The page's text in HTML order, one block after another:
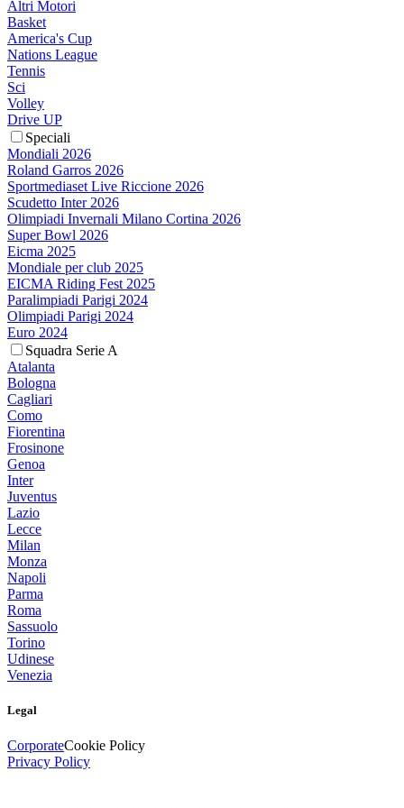
Altri Motori
Basket
America's Cup
Nations League
Tennis
Sci
Volley
Drive UP
Speciali
Mondiali 2026
Roland Garros 2026
Sportmediaset Live Riccione 2026
Scudetto Inter 2026
Olimpiadi Invernali Milano Cortina 2026
Super Bowl 2026
Eicma 2025
Mondiale per club 2025
EICMA Riding Fest 2025
Paralimpiadi Parigi 2024
Olimpiadi Parigi 2024
Euro 2024
Squadra Serie A
Atalanta
Bologna
Cagliari
Como
Fiorentina
Frosinone
Genoa
Inter
Juventus
Lazio
Lecce
Milan
Monza
Napoli
Parma
Roma
Sassuolo
Torino
Udinese
Venezia
Legal
CorporateCookie Policy
Privacy Policy